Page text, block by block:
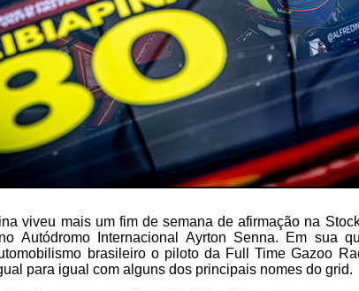
viveu mais um fim de semana de afirmação na
Autódromo Internacional Ayrton Senna. Em sua
brasileiro o piloto da Full Time Gazoo
para igual com alguns dos principais nomes do grid.